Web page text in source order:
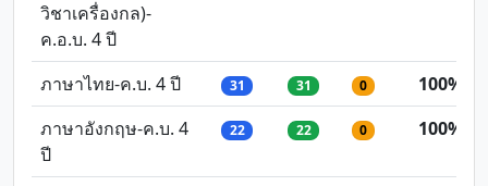
วิชาเครื่องกล)-
ค.อ.บ. 4 ปี
ภาษาไทย-ค.บ. 4 ปี 31 31 0
100%
ภาษาอังกฤษ-ค.บ. 4
ปี
22 22 0 100%